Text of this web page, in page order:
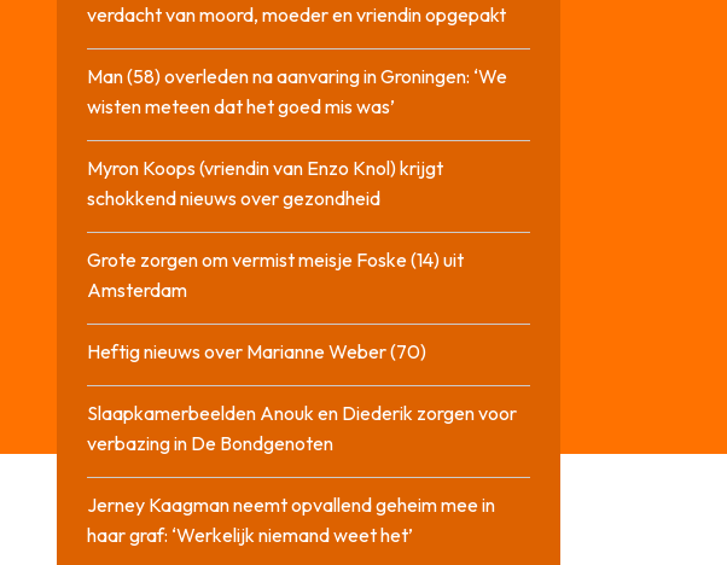
verdacht van moord, moeder en vriendin opgepakt
Man (58) overleden na aanvaring in Groningen: ‘We
wisten meteen dat het goed mis was’
Myron Koops (vriendin van Enzo Knol) krijgt
schokkend nieuws over gezondheid
Grote zorgen om vermist meisje Foske (14) uit
Amsterdam
Heftig nieuws over Marianne Weber (70)
Slaapkamerbeelden Anouk en Diederik zorgen voor
verbazing in De Bondgenoten
Jerney Kaagman neemt opvallend geheim mee in
haar graf: ‘Werkelijk niemand weet het’